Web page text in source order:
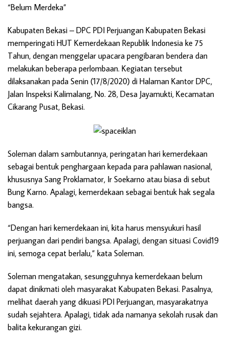
“Belum Merdeka”
Kabupaten Bekasi – DPC PDI Perjuangan Kabupaten Bekasi
memperingati HUT Kemerdekaan Republik Indonesia ke 75
Tahun, dengan menggelar upacara pengibaran bendera dan
melakukan beberapa perlombaan. Kegiatan tersebut
dilaksanakan pada Senin (17/8/2020) di Halaman Kantor DPC,
Jalan Inspeksi Kalimalang, No. 28, Desa Jayamukti, Kecamatan
Cikarang Pusat, Bekasi.
Soleman dalam sambutannya, peringatan hari kemerdekaan
sebagai bentuk penghargaan kepada para pahlawan nasional,
khususnya Sang Proklamator, Ir Soekarno atau biasa di sebut
Bung Karno. Apalagi, kemerdekaan sebagai bentuk hak segala
bangsa.
“Dengan hari kemerdekaan ini, kita harus mensyukuri hasil
perjuangan dari pendiri bangsa. Apalagi, dengan situasi Covid19
ini, semoga cepat berlalu,” kata Soleman.
Soleman mengatakan, sesungguhnya kemerdekaan belum
dapat dinikmati oleh masyarakat Kabupaten Bekasi. Pasalnya,
melihat daerah yang dikuasi PDI Perjuangan, masyarakatnya
sudah sejahtera. Apalagi, tidak ada namanya sekolah rusak dan
balita kekurangan gizi.